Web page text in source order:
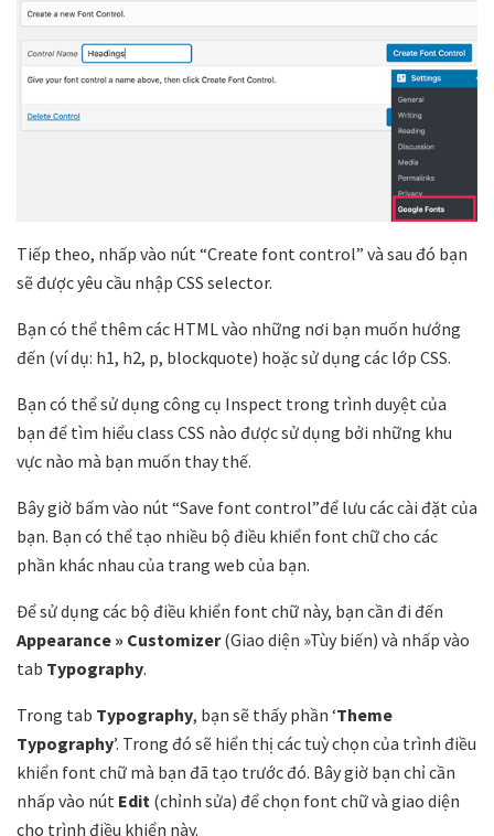
Tiếp theo, nhấp vào nút “Create font control” và sau đó bạn
sẽ được yêu cầu nhập CSS selector.
Bạn có thể thêm các HTML vào những nơi bạn muốn hướng
đến (ví dụ: h1, h2, p, blockquote) hoặc sử dụng các lớp CSS.
Bạn có thể sử dụng công cụ Inspect trong trình duyệt của
bạn để tìm hiểu class CSS nào được sử dụng bởi những khu
vực nào mà bạn muốn thay thế.
Bây giờ bấm vào nút “Save font control”để lưu các cài đặt của
bạn. Bạn có thể tạo nhiều bộ điều khiển font chữ cho các
phần khác nhau của trang web của bạn.
Để sử dụng các bộ điều khiển font chữ này, bạn cần đi đến
Appearance » Customizer(Giao diện »Tùy biến) và nhấp vào
tab Typography.
Trong tab Typography, bạn sẽ thấy phần ‘Theme
Typography’. Trong đó sẽ hiển thị các tuỳ chọn của trình điều
khiển font chữ mà bạn đã tạo trước đó. Bây giờ bạn chỉ cần
nhấp vào nút Edit (chỉnh sửa) để chọn font chữ và giao diện
cho trình điều khiển này.